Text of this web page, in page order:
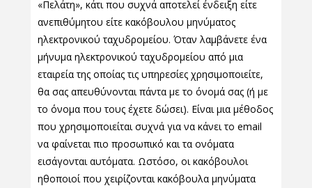
«Πελάτη», κάτι που συχνά αποτελεί ένδειξη είτε
ανεπιθύμητου είτε κακόβουλου μηνύματος
ηλεκτρονικού ταχυδρομείου. Όταν λαμβάνετε ένα
μήνυμα ηλεκτρονικού ταχυδρομείου από μια
εταιρεία της οποίας τις υπηρεσίες χρησιμοποιείτε,
θα σας απευθύνονται πάντα με το όνομά σας (ή με
το όνομα που τους έχετε δώσει). Είναι μια μέθοδος
που χρησιμοποιείται συχνά για να κάνει το email
να φαίνεται πιο προσωπικό και τα ονόματα
εισάγονται αυτόματα. Ωστόσο, οι κακόβουλοι
ηθοποιοί που χειρίζονται κακόβουλα μηνύματα